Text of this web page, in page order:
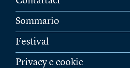
Sommario
Festival
Privacy e cookie